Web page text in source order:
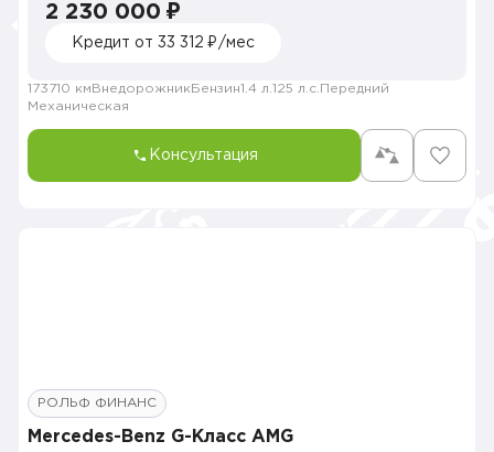
2 230 000 ₽
Кредит от 33 312 ₽/мес
173710 км Внедорожник Бензин1.4 л. 125 л.с. Передний
Механическая
Консультация
РОЛЬФ ФИНАНС
Mercedes-Benz G-Класс AMG